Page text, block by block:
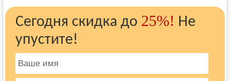
Сегодня скидка до 25%! Не
упустите!